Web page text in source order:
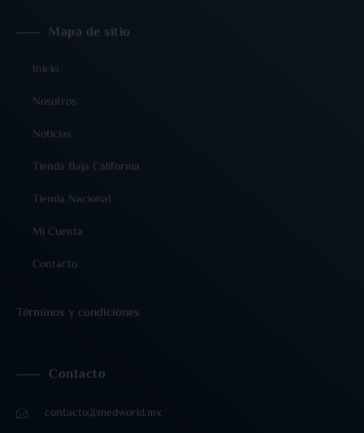
Mapa de sitio
Inicio
Nosotros
Noticias
Tienda Baja California
Tienda Nacional
Mi Cuenta
Contacto
Términos y condiciones
Contacto
contacto@medworld.mx